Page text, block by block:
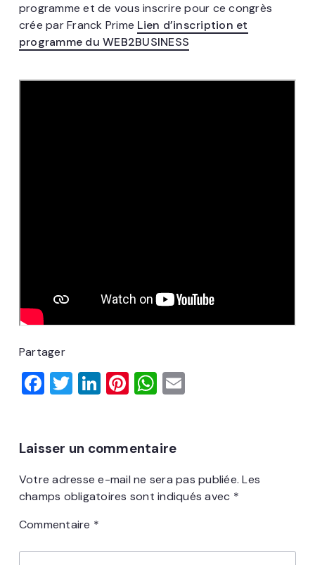
programme et de vous inscrire pour ce congrès
crée par Franck Prime Lien d’inscription et
programme du WEB2BUSINESS
Partager
F
e
b
o
o
T
t
er
Li
e
dI
n
Pi
er
e
st
W
s
A
p
E
Laisser un commentaire
Votre adresse e-mail ne sera pas publiée. Les
champs obligatoires sont indiqués avec *
Commentaire *